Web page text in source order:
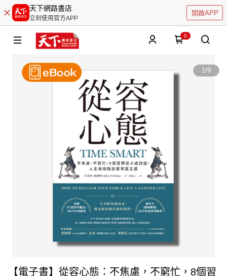
天下網路書店
立刻使用官方APP
開啟APP
0
1/9
【電子書】從容心態：不焦慮，不窮忙，8個習